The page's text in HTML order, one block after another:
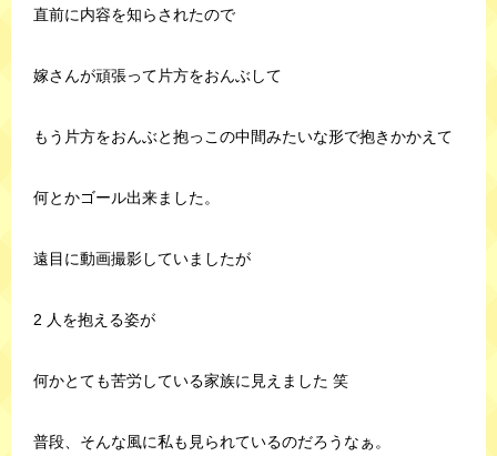
直前に内容を知らされたので
嫁さんが頑張って片方をおんぶして
もう片方をおんぶと抱っこの中間みたいな形で抱きかかえて
何とかゴール出来ました。
遠目に動画撮影していましたが
2 人を抱える姿が
何かとても苦労している家族に見えました 笑
普段、そんな風に私も見られているのだろうなぁ。